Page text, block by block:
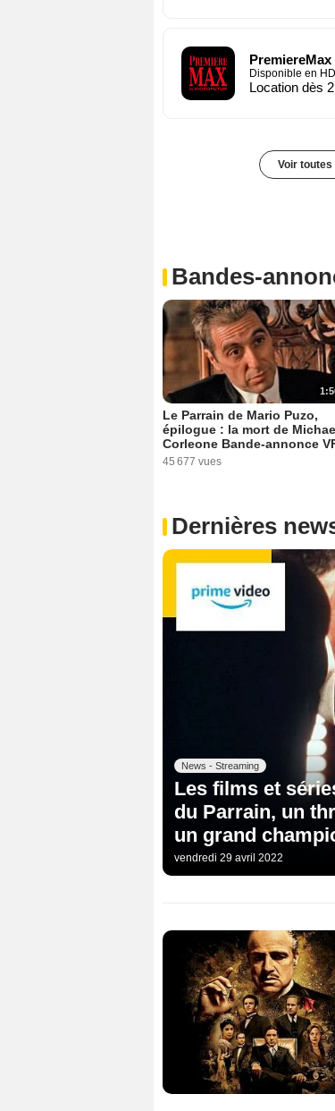
PremiereMax
Disponible en HD
Location dès
Voir toutes
Bandes-
Le Parrain de Mario Puzo,
épilogue : la mort de
Corleone Bande-annonce
45 677 vues
Dernières
News - Streaming
Les films et
du Parrain, un
un grand
vendredi 29 avril 2022